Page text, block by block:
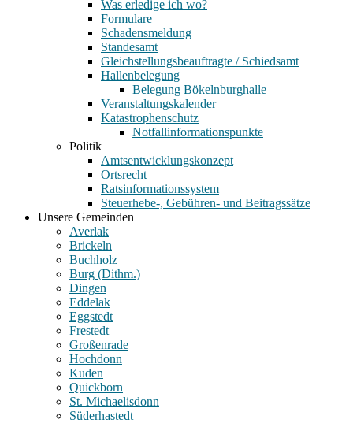
Was erledige ich wo?
Formulare
Schadensmeldung
Standesamt
Gleichstellungsbeauftragte / Schiedsamt
Hallenbelegung
Belegung Bökelnburghalle
Veranstaltungskalender
Katastrophenschutz
Notfallinformationspunkte
Politik
Amtsentwicklungskonzept
Ortsrecht
Ratsinformationssystem
Steuerhebe-, Gebühren- und Beitragssätze
Unsere Gemeinden
Averlak
Brickeln
Buchholz
Burg (Dithm.)
Dingen
Eddelak
Eggstedt
Frestedt
Großenrade
Hochdonn
Kuden
Quickborn
St. Michaelisdonn
Süderhastedt